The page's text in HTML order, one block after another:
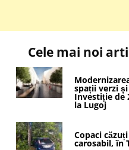
Cele mai noi
spații verzi
Investiție de
la Lugoj
Copaci
carosabil, în